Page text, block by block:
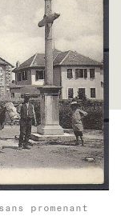
promenant